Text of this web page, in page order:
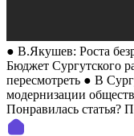
● В.Якушев: Роста
Бюджет Сургутского
пересмотреть ● В
модернизации
Понравилась статья?